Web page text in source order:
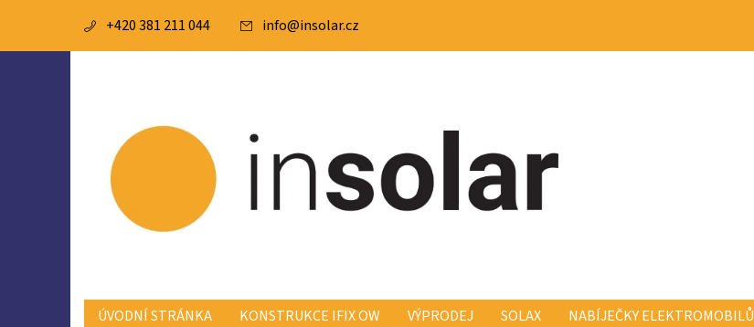
+420 381 211 044 info@insolar.cz
ÚVODNÍ STRÁNKA KONSTRUKCE IFIX OW VÝPRODEJ SOLAX NABÍJEČKY ELEKTROMOBILŮ